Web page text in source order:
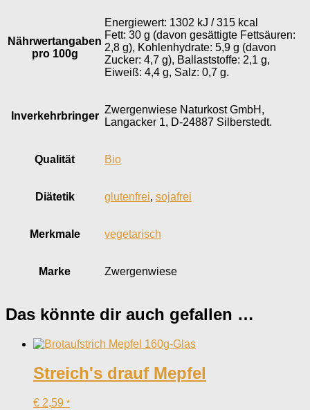
Nährwertangaben
pro 100g
Energiewert: 1302 kJ / 315 kcal
Fett: 30 g (davon gesättigte Fettsäuren:
2,8 g), Kohlenhydrate: 5,9 g (davon
Zucker: 4,7 g), Ballaststoffe: 2,1 g,
Eiweiß: 4,4 g, Salz: 0,7 g.
Inverkehr­bringer
Zwergenwiese Naturkost GmbH,
Langacker 1, D-24887 Silberstedt.
Qualität Bio
Diätetik glutenfrei, sojafrei
Merkmale vegetarisch
Marke Zwergenwiese
Das könnte dir auch gefallen …
Streich's drauf Mepfel
€ 2,59 *